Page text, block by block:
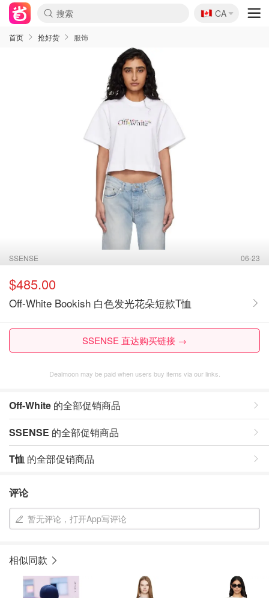
🇨🇦
CA
首页 抢好货 服饰
SSENSE 06-23
$485.00
Off-White Bookish 白色发光花朵短款T恤
SSENSE 直达购买链接 →
Dealmoon may be paid when users buy items via our links.
Off-White 的全部促销商品
SSENSE 的全部促销商品
T恤 的全部促销商品
评论
暂无评论，打开App写评论
相似同款